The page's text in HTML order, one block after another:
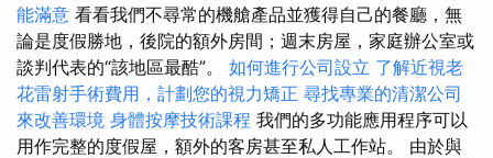
能滿意 看看我們不尋常的機艙產品並獲得自己的餐廳，無
論是度假勝地，後院的額外房間；週末房屋，家庭辦公室或
談判代表的“該地區最酷”。 如何進行公司設立 了解近視老
花雷射手術費用，計劃您的視力矯正 尋找專業的清潔公司
來改善環境 身體按摩技術課程 我們的多功能應用程序可以
用作完整的度假屋，額外的客房甚至私人工作站。 由於與